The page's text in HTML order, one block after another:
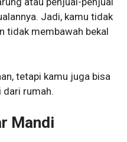
Jadi, kamu tidak
tidak membawah bekal
tetapi kamu juga bisa
rumah.
Mandi